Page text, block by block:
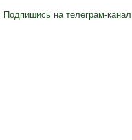
Подпишись на телеграм-